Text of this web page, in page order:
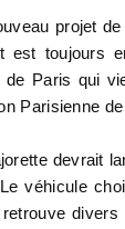
projet
est toujours
Paris qui
Parisienne
devrait
véhicule